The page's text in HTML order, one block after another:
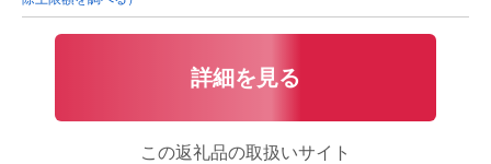
詳細を見る
この返礼品の取扱いサイト